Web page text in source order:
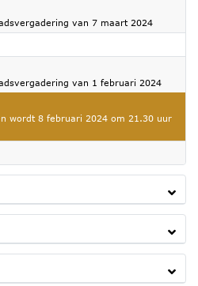
van 7 maart 2024
van 1 februari 2024
wordt 8 februari 2024 om 21.30 uur